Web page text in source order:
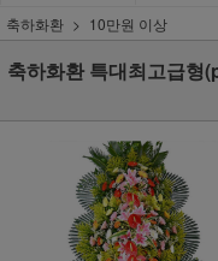
축하화환 10만원 이상
축하화환 특대최고급형